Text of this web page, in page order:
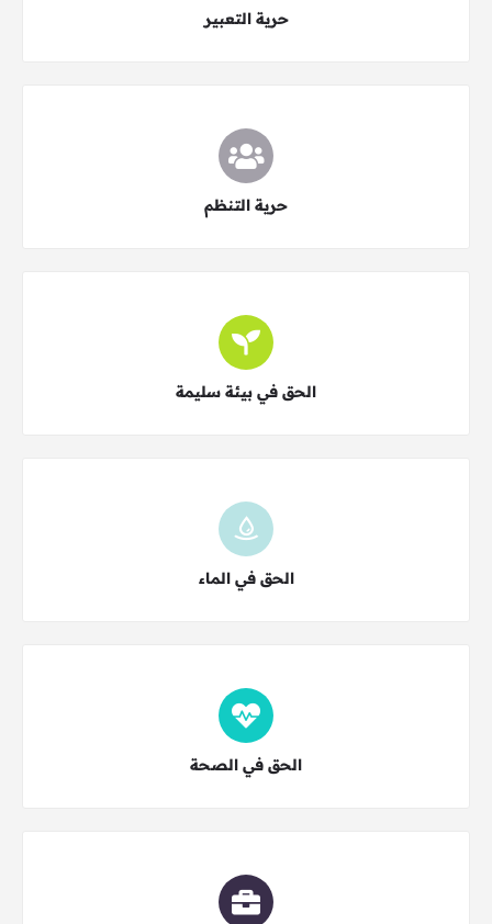
حرية التعبير
حرية التنظم
اختر النوع
الحق في بيئة سليمة
اختر النوع
الحق في الماء
اختر النوع
الحق في الصحة
اختر النوع
اختر النوع